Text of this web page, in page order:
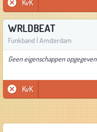
KvK
WRLDBEAT
Funkband | Amsterdam
Geen eigenschappen opgegeven
KvK